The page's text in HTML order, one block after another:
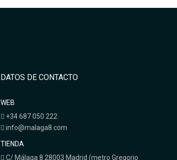
DATOS DE CONTACTO
WEB
+34 687 050 222
info@malaga8.com
TIENDA
C/ Málaga 8 28003 Madrid (metro Gregorio